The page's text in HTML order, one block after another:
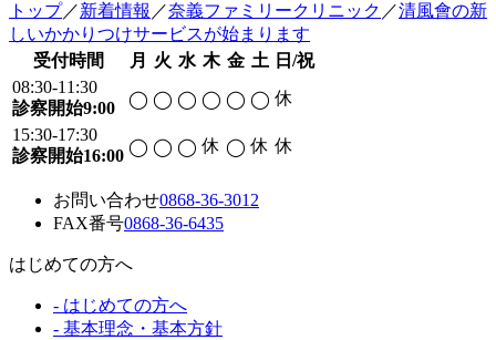
トップ／新着情報 ／奈義ファミリークリニック ／清風會の新
しいかかりつけサービスが始まります
受付時間
月 火 水 木 金 土 日/祝
08:30-11:30
診察開始9:00
◯ ◯ ◯ ◯ ◯ ◯ 休
15:30-17:30
診察開始16:00 ◯ ◯ ◯ 休 ◯ 休 休
お問い合わせ0868-36-3012
FAX番号0868-36-6435
はじめての方へ
- はじめての方へ
- 基本理念・基本方針